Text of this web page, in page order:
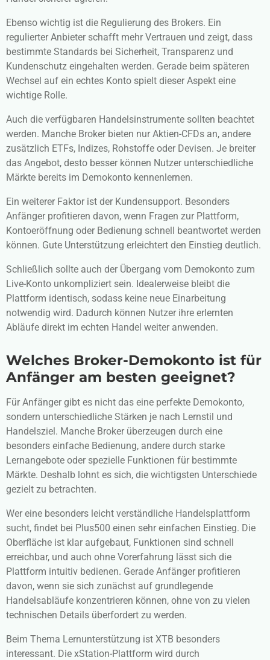
Ebenso wichtig ist die Regulierung des Brokers. Ein
regulierter Anbieter schafft mehr Vertrauen und zeigt, dass
bestimmte Standards bei Sicherheit, Transparenz und
Kundenschutz eingehalten werden. Gerade beim späteren
Wechsel auf ein echtes Konto spielt dieser Aspekt eine
wichtige Rolle.
Auch die verfügbaren Handelsinstrumente sollten beachtet
werden. Manche Broker bieten nur Aktien-CFDs an, andere
zusätzlich ETFs, Indizes, Rohstoffe oder Devisen. Je breiter
das Angebot, desto besser können Nutzer unterschiedliche
Märkte bereits im Demokonto kennenlernen.
Ein weiterer Faktor ist der Kundensupport. Besonders
Anfänger profitieren davon, wenn Fragen zur Plattform,
Kontoeröffnung oder Bedienung schnell beantwortet werden
können. Gute Unterstützung erleichtert den Einstieg deutlich.
Schließlich sollte auch der Übergang vom Demokonto zum
Live-Konto unkompliziert sein. Idealerweise bleibt die
Plattform identisch, sodass keine neue Einarbeitung
notwendig wird. Dadurch können Nutzer ihre erlernten
Abläufe direkt im echten Handel weiter anwenden.
Welches Broker-Demokonto ist für
Anfänger am besten geeignet?
Für Anfänger gibt es nicht das eine perfekte Demokonto,
sondern unterschiedliche Stärken je nach Lernstil und
Handelsziel. Manche Broker überzeugen durch eine
besonders einfache Bedienung, andere durch starke
Lernangebote oder spezielle Funktionen für bestimmte
Märkte. Deshalb lohnt es sich, die wichtigsten Unterschiede
gezielt zu betrachten.
Wer eine besonders leicht verständliche Handelsplattform
sucht, findet bei Plus500 einen sehr einfachen Einstieg. Die
Oberfläche ist klar aufgebaut, Funktionen sind schnell
erreichbar, und auch ohne Vorerfahrung lässt sich die
Plattform intuitiv bedienen. Gerade Anfänger profitieren
davon, wenn sie sich zunächst auf grundlegende
Handelsabläufe konzentrieren können, ohne von zu vielen
technischen Details überfordert zu werden.
Beim Thema Lernunterstützung ist XTB besonders
interessant. Die xStation-Plattform wird durch